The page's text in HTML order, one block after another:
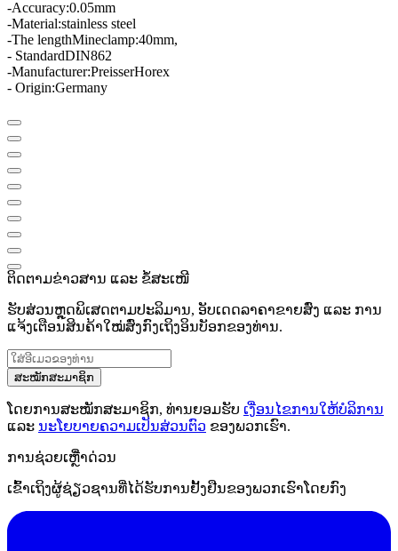
-Accuracy:0.05mm
-Material:stainless steel
-The lengthMineclamp:40mm,
- StandardDIN862
-Manufacturer:PreisserHorex
- Origin:Germany
ຕິດຕາມຂ່າວສານ ແລະ ຂໍ້ສະເໜີ
ຮັບສ່ວນຫຼຸດພິເສດຕາມປະລິມານ, ອັບເດດລາຄາຂາຍສົ່ງ ແລະ ການ
ແຈ້ງເຕືອນສິນຄ້າໃໝ່ສົ່ງກົງເຖິງອິນບັອກຂອງທ່ານ.
ສະໝັກສະມາຊິກ
ໂດຍການສະໝັກສະມາຊິກ, ທ່ານຍອມຮັບ ເງື່ອນໄຂການໃຫ້ບໍລິການ
ແລະ ນະໂຍບາຍຄວາມເປັນສ່ວນຕົວ ຂອງພວກເຮົາ.
ການຊ່ວຍເຫຼືໍາດ່ວນ
ເຂົ້າເຖິງຜູ້ຊ່ຽວຊານທີ່ໄດ້ຮັບການຢັ້ງຢືນຂອງພວກເຮົາໂດຍກົງ